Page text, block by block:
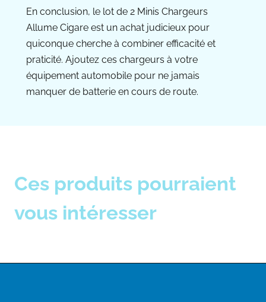
En conclusion, le lot de 2 Minis Chargeurs
Allume Cigare est un achat judicieux pour
quiconque cherche à combiner efficacité et
praticité. Ajoutez ces chargeurs à votre
équipement automobile pour ne jamais
manquer de batterie en cours de route.
Ces produits pourraient
vous intéresser